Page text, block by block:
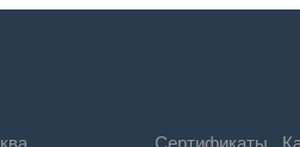
Сертификаты